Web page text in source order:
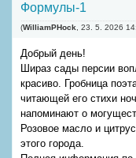
Формулы-1
(WilliamPHock 23. 5. 2026
Добрый день!
Шираз сады персии
красиво. Гробница
читающей его стихи
напоминают о
Розовое масло и
этого города.